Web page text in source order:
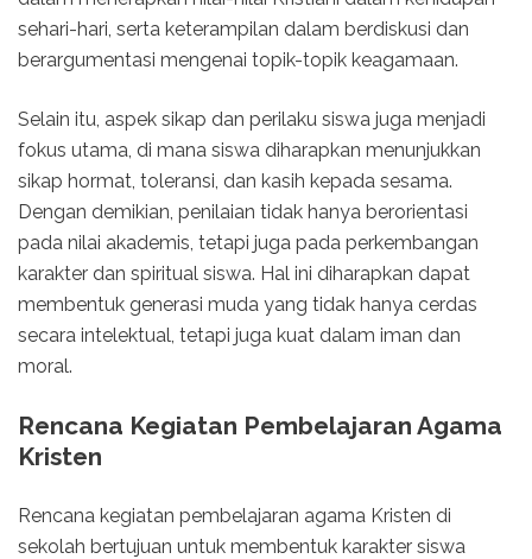
sehari-hari, serta keterampilan dalam berdiskusi dan
berargumentasi mengenai topik-topik keagamaan.
Selain itu, aspek sikap dan perilaku siswa juga menjadi
fokus utama, di mana siswa diharapkan menunjukkan
sikap hormat, toleransi, dan kasih kepada sesama.
Dengan demikian, penilaian tidak hanya berorientasi
pada nilai akademis, tetapi juga pada perkembangan
karakter dan spiritual siswa. Hal ini diharapkan dapat
membentuk generasi muda yang tidak hanya cerdas
secara intelektual, tetapi juga kuat dalam iman dan
moral.
Rencana Kegiatan Pembelajaran Agama
Kristen
Rencana kegiatan pembelajaran agama Kristen di
sekolah bertujuan untuk membentuk karakter siswa